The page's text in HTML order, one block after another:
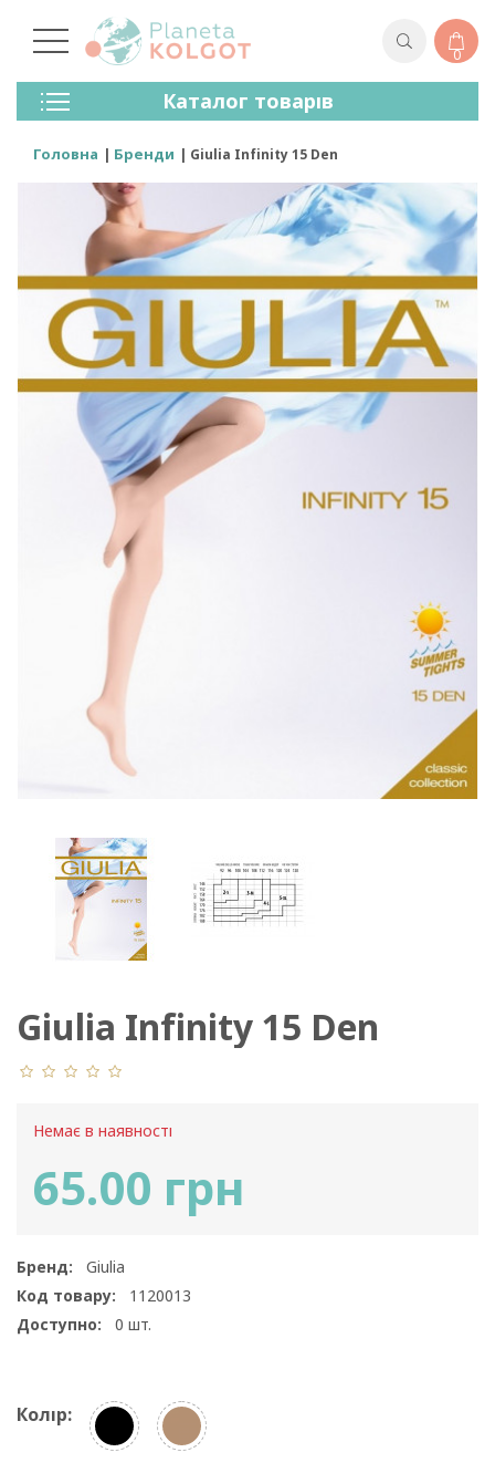
0
Каталог товарів
Колготки
Панчохи
Лосини (легінси)
Шкарпетки Та Гольфи
Спортивний Одяг
Для Чоловіків
Для Дітей
Бренди
Головна Бренди Giulia Infinity 15 Den
Giulia Infinity 15 Den
Немає в наявності
65.00 грн
Бренд:
Giulia
Код товару:
1120013
Доступно:
0 шт.
Колір: